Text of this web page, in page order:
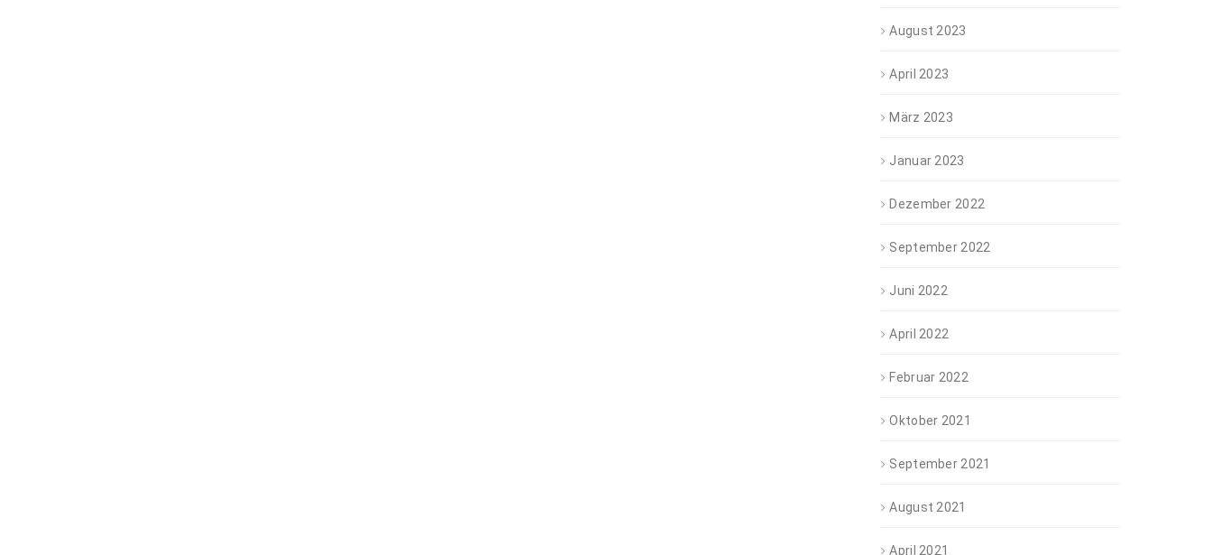
August 2023
April 2023
März 2023
Januar 2023
Dezember 2022
September 2022
Juni 2022
April 2022
Februar 2022
Oktober 2021
September 2021
August 2021
April 2021